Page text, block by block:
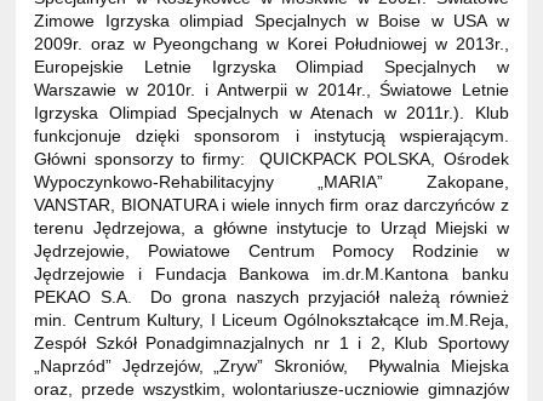
Zimowe Igrzyska olimpiad Specjalnych w Boise w USA w
2009r. oraz w Pyeongchang w Korei Południowej w 2013r.,
Europejskie Letnie Igrzyska Olimpiad Specjalnych w
Warszawie w 2010r. i Antwerpii w 2014r., Światowe Letnie
Igrzyska Olimpiad Specjalnych w Atenach w 2011r.). Klub
funkcjonuje dzięki sponsorom i instytucją wspierającym.
Główni sponsorzy to firmy: QUICKPACK POLSKA, Ośrodek
Wypoczynkowo-Rehabilitacyjny „MARIA” Zakopane,
VANSTAR, BIONATURA i wiele innych firm oraz darczyńców z
terenu Jędrzejowa, a główne instytucje to Urząd Miejski w
Jędrzejowie, Powiatowe Centrum Pomocy Rodzinie w
Jędrzejowie i Fundacja Bankowa im.dr.M.Kantona banku
PEKAO S.A. Do grona naszych przyjaciół należą również
min. Centrum Kultury, I Liceum Ogólnokształcące im.M.Reja,
Zespół Szkół Ponadgimnazjalnych nr 1 i 2, Klub Sportowy
„Naprzód” Jędrzejów, „Zryw” Skroniów, Pływalnia Miejska
oraz, przede wszystkim, wolontariusze-uczniowie gimnazjów